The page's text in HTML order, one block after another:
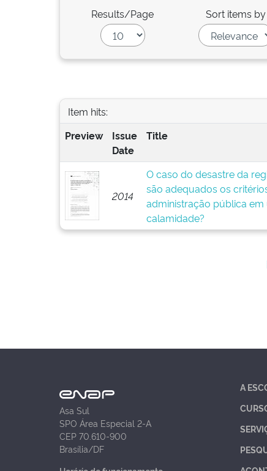
Results/Page Sort items by
Item hits:
Preview
Issue
Date
Title
2014
O caso do desastre da
são adequados os
administração pública
calamidade?
Asa Sul
SPO Área Especial 2-A
CEP 70.610-900
Brasília/DF
A